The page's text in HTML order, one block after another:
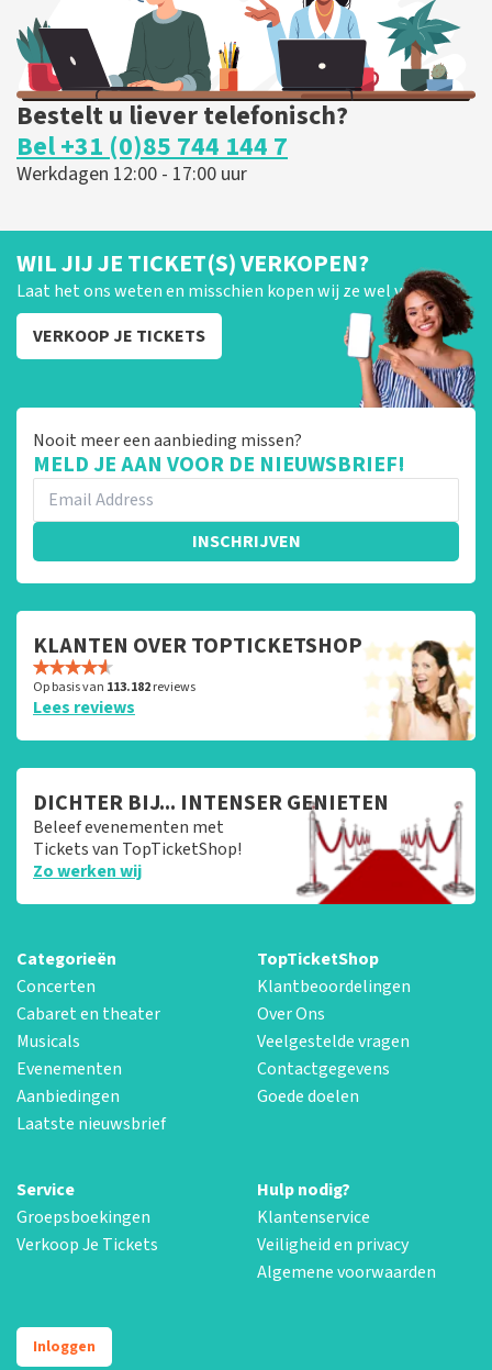
Bestelt u liever telefonisch?
Bel +31 (0)85 744 144 7
Werkdagen 12:00 - 17:00 uur
WIL JIJ JE TICKET(S) VERKOPEN?
Laat het ons weten en misschien kopen wij ze wel van je!
VERKOOP JE TICKETS
Nooit meer een aanbieding missen?
MELD JE AAN VOOR DE NIEUWSBRIEF!
INSCHRIJVEN
KLANTEN OVER TOPTICKETSHOP
Op basis van 113.182reviews
Lees reviews
DICHTER BIJ... INTENSER GENIETEN
Beleef evenementen met
Tickets van TopTicketShop!
Zo werken wij
Categorieën
Concerten
Cabaret en theater
Musicals
Evenementen
Aanbiedingen
Laatste nieuwsbrief
TopTicketShop
Klantbeoordelingen
Over Ons
Veelgestelde vragen
Contactgegevens
Goede doelen
Service
Groepsboekingen
Verkoop Je Tickets
Hulp nodig?
Klantenservice
Veiligheid en privacy
Algemene voorwaarden
Inloggen